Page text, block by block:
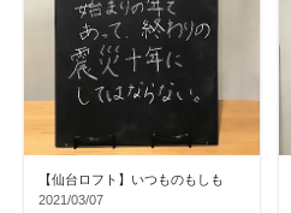
【仙台ロフト】いつものもしも
2021/03/07